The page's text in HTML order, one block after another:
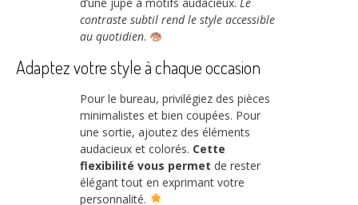
d’une jupe à motifs audacieux. Le
contraste subtil rend le style accessible
au quotidien.
Adaptez votre style à chaque occasion
Pour le bureau, privilégiez des pièces
minimalistes et bien coupées. Pour
une sortie, ajoutez des éléments
audacieux et colorés. Cette
flexibilité vous permet de rester
élégant tout en exprimant votre
personnalité.